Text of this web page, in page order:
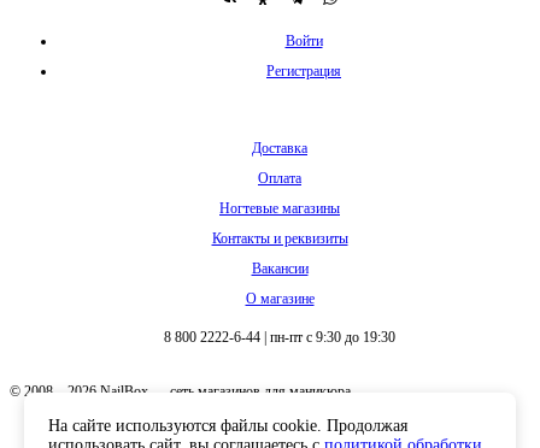
Войти
Регистрация
Доставка
Оплата
Ногтевые магазины
Контакты и реквизиты
Вакансии
О магазине
8 800 2222-6-44 пн-пт с 9:30 до 19:30
© 2008 – 2026 NailBox — сеть магазинов для маникюра
На сайте используются файлы cookie. Продолжая